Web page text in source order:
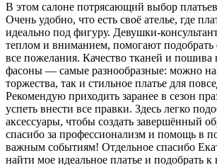
В этом салоне потрясающий выбор
Очень удобно, что есть своё ателье, где
идеально под фигуру. Девушки-
теплом и вниманием, помогают подобрать
все пожелания. Качество тканей и пошива
фасоны — самые разнообразные: можно
торжества, так и стильное платье для
Рекомендую приходить заранее в сезон
успеть внести все правки. Здесь легко
аксессуары, чтобы создать завершённый
спасибо за профессионализм и помощь в
важным событиям! Отдельное спасибо
найти мое идеальное платье и подобрать к